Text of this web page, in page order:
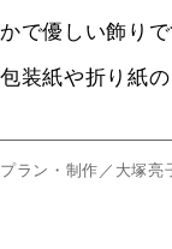
かで優しい飾りで
包装紙や折り紙
プラン・制作／大塚